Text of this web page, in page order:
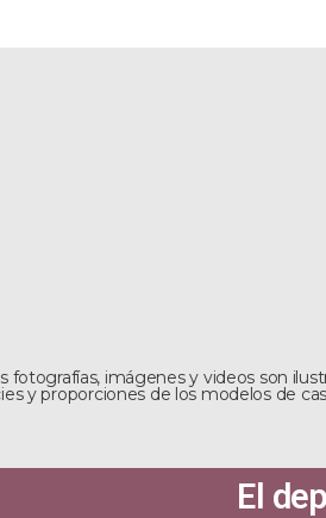
fotografías, imágenes y videos son
y proporciones de los modelos de
El